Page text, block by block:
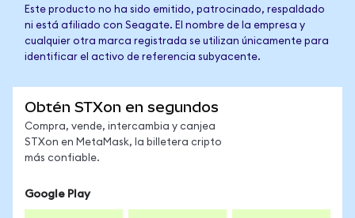
Este producto no ha sido emitido, patrocinado, respaldado
ni está afiliado con Seagate. El nombre de la empresa y
cualquier otra marca registrada se utilizan únicamente para
identificar el activo de referencia subyacente.
Obtén STXon en segundos
Compra, vende, intercambia y canjea
STXon en MetaMask, la billetera cripto
más confiable.
Google Play